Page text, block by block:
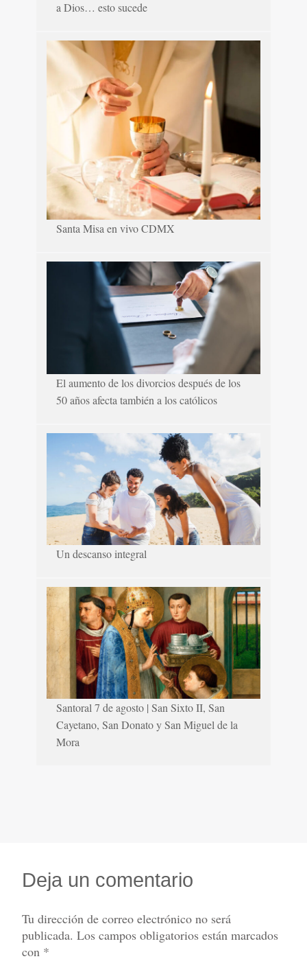
a Dios… esto sucede
Santa Misa en vivo CDMX
El aumento de los divorcios después de los
50 años afecta también a los católicos
Un descanso integral
Santoral 7 de agosto | San Sixto II, San
Cayetano, San Donato y San Miguel de la
Mora
Deja un comentario
Tu dirección de correo electrónico no será
publicada. Los campos obligatorios están marcados
con *